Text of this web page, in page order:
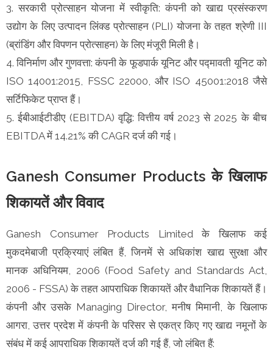
3. सरकारी प्रोत्साहन योजना में स्वीकृति: कंपनी को खाद्य प्रसंस्करण
उद्योग के लिए उत्पादन लिंक्ड प्रोत्साहन (PLI) योजना के तहत श्रेणी III
(ब्रांडिंग और विपणन प्रोत्साहन) के लिए मंजूरी मिली है।
4. विनिर्माण और गुणवत्ता: कंपनी के फूडपार्क यूनिट और पद्मावती यूनिट को
ISO 14001:2015, FSSC 22000, और ISO 45001:2018 जैसे
सर्टिफिकेट प्राप्त हैं।
5. ईबीआईटीडीए (EBITDA) वृद्धि: वित्तीय वर्ष 2023 से 2025 के बीच
EBITDA में 14.21% की CAGR दर्ज की गई।
Ganesh Consumer Products के खिलाफ
शिकायतें और विवाद
Ganesh Consumer Products Limited के खिलाफ कई
मुकदमेबाजी प्रक्रियाएं लंबित हैं, जिनमें से अधिकांश खाद्य सुरक्षा और
मानक अधिनियम, 2006 (Food Safety and Standards Act,
2006 - FSSA) के तहत आपराधिक शिकायतें और वैधानिक शिकायतें हैं।
कंपनी और उसके Managing Director, मनीष मिमानी, के खिलाफ
आगरा, उत्तर प्रदेश में कंपनी के परिसर से एकत्र किए गए खाद्य नमूनों के
संबंध में कई आपराधिक शिकायतें दर्ज की गई हैं, जो लंबित हैं: